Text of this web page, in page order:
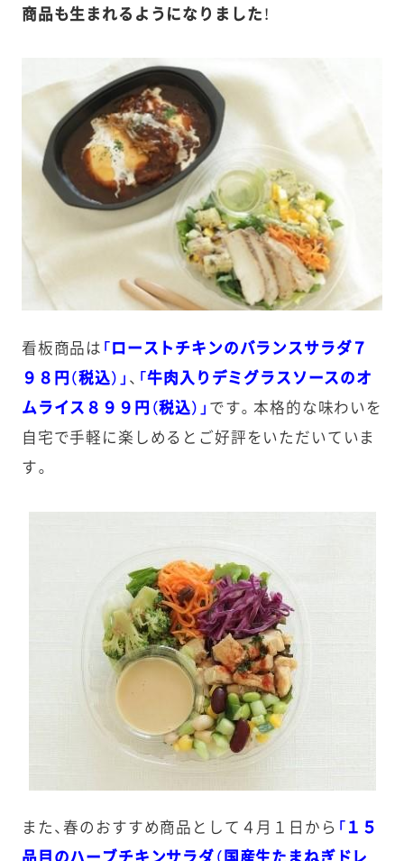
商品も生まれるようになりました ！
看板商品は 「ローストチキンのバランスサラダ７
９８円（税込）」 、 「牛肉入りデミグラスソースのオ
ムライス８９９円（税込）」 です。本格的な味わいを
自宅で手軽に楽しめるとご好評をいただいていま
す。
また、春のおすすめ商品として４月１日から 「１５